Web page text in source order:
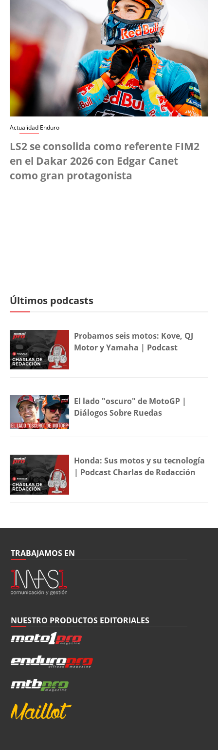
Actualidad Enduro
LS2 se consolida como referente FIM2
en el Dakar 2026 con Edgar Canet
como gran protagonista
Últimos podcasts
Probamos seis motos: Kove, QJ
Motor y Yamaha | Podcast
El lado "oscuro" de MotoGP |
Diálogos Sobre Ruedas
Honda: Sus motos y su tecnología
| Podcast Charlas de Redacción
TRABAJAMOS EN
NUESTRO PRODUCTOS EDITORIALES